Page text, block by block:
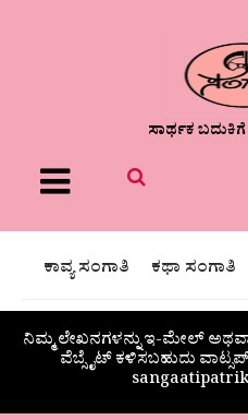
ಸಾರ್ಥಕ
Menu
ಕಾವ್ಯ ಸಂಗಾತಿ ಕಥಾ ಸಂಗಾತಿ
ನಿಮ್ಮ ಲೇಖನಗಳನ್ನು ಇ-ಮೇಲ್
ವೆಬ್ಸೈಟ್ ಕಳಿಸಬಹುದು